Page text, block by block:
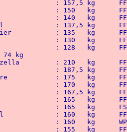
4°
5°
6°
7°
8°
9°
10°
74 kg
1°
2°
3° Jean-
4°
5° David
6° Eric
7° Pascal
8°
9° Denis Tomsin	  	:
10°